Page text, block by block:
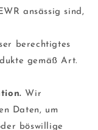
ansässig sind,
berechtigtes
gemäß Art.
Wir
Daten, um
böswillige